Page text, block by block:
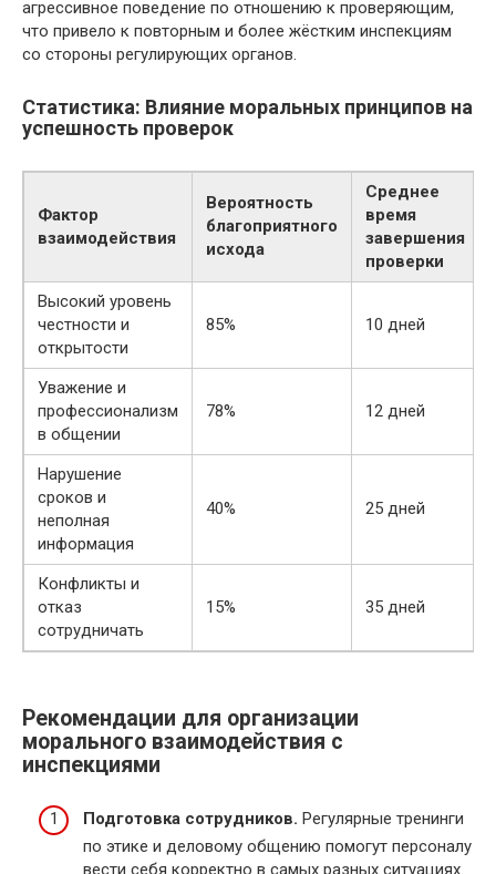
агрессивное поведение по отношению к проверяющим,
что привело к повторным и более жёстким инспекциям
со стороны регулирующих органов.
Статистика: Влияние моральных принципов на
успешность проверок
Фактор
взаимодействия
Вероятность
благоприятного
исхода
Среднее
время
завершения
проверки
Высокий уровень
честности и
открытости
85% 10 дней
Уважение и
профессионализм
в общении
78% 12 дней
Нарушение
сроков и
неполная
информация
40% 25 дней
Конфликты и
отказ
сотрудничать
15% 35 дней
Рекомендации для организации
морального взаимодействия с
инспекциями
Подготовка сотрудников. Регулярные тренинги
по этике и деловому общению помогут персоналу
вести себя корректно в самых разных ситуациях.